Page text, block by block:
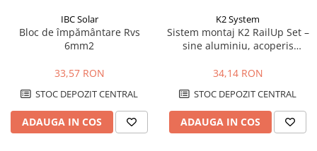
IBC Solar
Bloc de împământare Rvs
6mm2
33,57 RON
STOC DEPOZIT CENTRAL
ADAUGA IN COS
K2 System
Sistem montaj K2 RailUp Set –
sine aluminiu, acoperis
fotovoltaice
34,14 RON
STOC DEPOZIT CENTRAL
ADAUGA IN COS